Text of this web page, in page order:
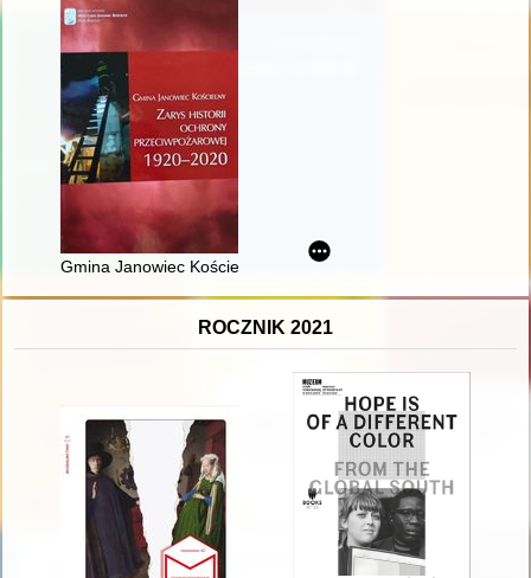
Gmina Janowiec Kościelny : zarys historii ochrony
ROCZNIK 2021